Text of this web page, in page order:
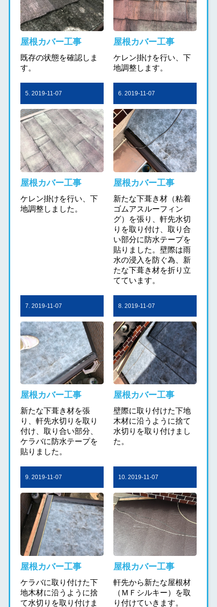
屋根カバー工事
既存の状態を確認しま
す。
屋根カバー工事
ケレン掛けを行い、下
地調整します。
5. 2019-11-07
屋根カバー工事
ケレン掛けを行い、下
地調整しました。
6. 2019-11-07
屋根カバー工事
新たな下葺き材（粘着
ゴムアスルーフィン
グ）を張り、軒先水切
りを取り付け、取り合
い部分に防水テープを
貼りました。壁際は雨
水の浸入を防ぐ為、新
たな下葺き材を折り立
てています。
7. 2019-11-07
屋根カバー工事
新たな下葺き材を張
り、軒先水切りを取り
付け、取り合い部分、
ケラバに防水テープを
貼りました。
8. 2019-11-07
屋根カバー工事
壁際に取り付けた下地
木材に沿うように捨て
水切りを取り付けまし
た。
9. 2019-11-07
屋根カバー工事
ケラバに取り付けた下
地木材に沿うように捨
て水切りを取り付けま
10. 2019-11-07
屋根カバー工事
軒先から新たな屋根材
（ＭＦシルキー）を取
り付けていきます。